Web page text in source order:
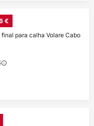
€
para calha Volare Cabo